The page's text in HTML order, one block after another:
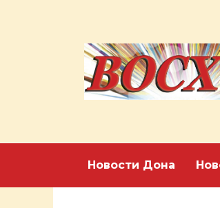
Новости Дона